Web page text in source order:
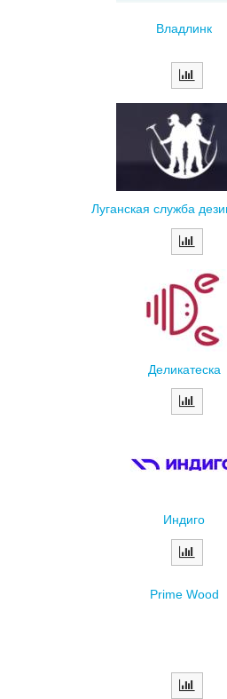
Владлинк
Луганская служба
Деликатеска
Индиго
Prime Wood